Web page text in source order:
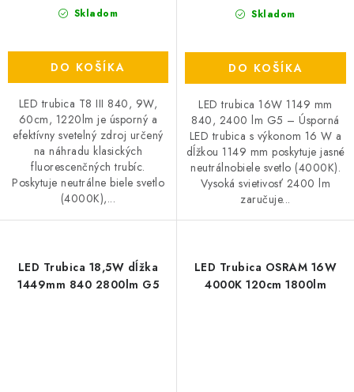
Skladom
DO KOŠÍKA
LED trubica T8 III 840, 9W,
60cm, 1220lm je úsporný a
efektívny svetelný zdroj určený
na náhradu klasických
fluorescenčných trubíc.
Poskytuje neutrálne biele svetlo
(4000K),...
Skladom
DO KOŠÍKA
LED trubica 16W 1149 mm
840, 2400 lm G5 – Úsporná
LED trubica s výkonom 16 W a
dĺžkou 1149 mm poskytuje jasné
neutrálnobiele svetlo (4000K).
Vysoká svietivosť 2400 lm
zaručuje...
LED Trubica 18,5W dĺžka
1449mm 840 2800lm G5
LED Trubica OSRAM 16W
4000K 120cm 1800lm